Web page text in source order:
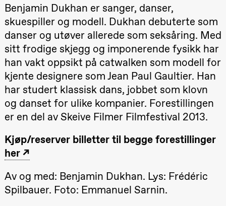
Mohamed
Male
Fantasies
Lille scene
(Black Box
teater)
21.00
Boglárka
Börcsök &
Andreas
Bolm
SUBJOYRIDE
Store scene
(Black Box
teater)
Lørdag 12. september
15.00
Sinfonietta /​
Aam
Benjamin Dukhan er sanger, danser,
skuespiller og modell. Dukhan debuterte som
danser og utøver allerede som seksåring. Med
sitt frodige skjegg og imponerende fysikk har
han vakt oppsikt på catwalken som modell for
kjente designere som Jean Paul Gaultier. Han
har studert klassisk dans, jobbet som klovn
og danset for ulike kompanier. Forestillingen
er en del av Skeive Filmer Filmfestival 2013.
Kjøp/reserver billetter til begge forestillinger
her
Av og med: Benjamin Dukhan. Lys: Frédéric
Spilbauer. Foto: Emmanuel Sarnin.